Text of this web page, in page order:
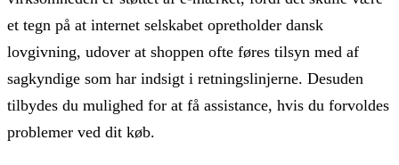
et tegn på at internet selskabet opretholder dansk
lovgivning, udover at shoppen ofte føres tilsyn med af
sagkyndige som har indsigt i retningslinjerne. Desuden
tilbydes du mulighed for at få assistance, hvis du forvoldes
problemer ved dit køb.